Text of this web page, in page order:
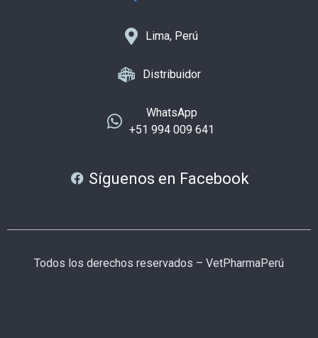
Lima, Perú
Distribuidor
WhatsApp
+51 994 009 641
Síguenos en Facebook
Todos los derechos reservados – VetPharmaPerú